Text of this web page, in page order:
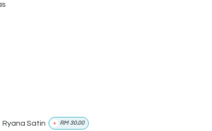
Ryana Satin + RM 30.00